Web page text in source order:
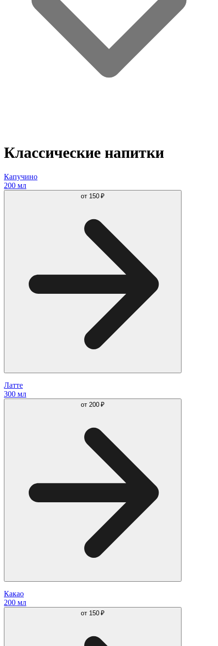
Классические напитки
Капучино
200 мл
от 150 ₽
Латте
300 мл
от 200 ₽
Какао
200 мл
от 150 ₽